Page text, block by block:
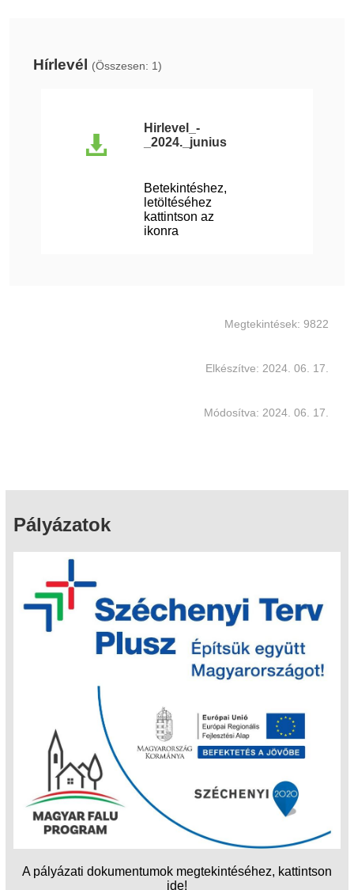
Hírlevél (Összesen: 1)
Hirlevel_-
_2024._junius
Betekintéshez,
letöltéséhez
kattintson az
ikonra
Megtekintések: 9822
Elkészítve: 2024. 06. 17.
Módosítva: 2024. 06. 17.
Pályázatok
A pályázati dokumentumok megtekintéséhez, kattintson
ide!